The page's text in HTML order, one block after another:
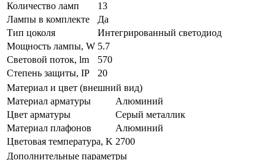
Количество ламп
13
Лампы в комплекте
Да
Тип цоколя
Интегрированный светодиод
Мощность лампы, W 5.7
Световой поток, lm
570
Степень защиты, IP
20
Материал и цвет (внешний вид)
Материал арматуры
Алюминий
Цвет арматуры
Серый металлик
Материал плафонов
Алюминий
Цветовая температура, K 2700
Дополнительные параметры